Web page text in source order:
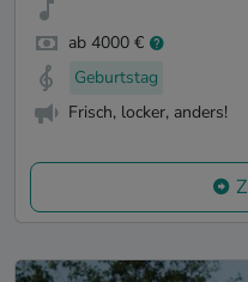
ab 4000 €
Geburtstag
Frisch, locker, anders!